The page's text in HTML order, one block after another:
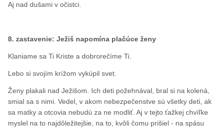
Aj nad dušami v očistci.
8. zastavenie: Ježiš napomína plačúce ženy
Klaniame sa Ti Kriste a dobrorečíme Ti.
Lebo si svojím krížom vykúpil svet.
Ženy plakali nad Ježišom. Ich deti požehnával, bral si na kolená,
smial sa s nimi. Vedel, v akom nebezpečenstve sú všetky deti, ak
sa matky a otcovia nebudú za ne modliť. Aj v tejto ťažkej chvíľke
myslel na to najdôležitejšie, na to, kvôli čomu prišiel - na spásu